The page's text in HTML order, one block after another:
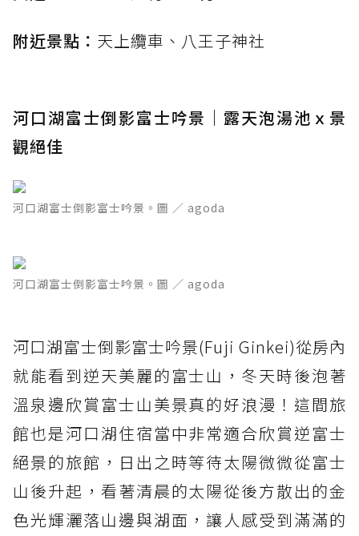
附近景點： 天上纜車、八王子神社
河口湖富士倒影富士吟景｜露天泡湯池ｘ景
觀絕佳
河口湖富士倒影富士吟景。圖 ／ agoda
河口湖富士倒影富士吟景。圖 ／ agoda
河口湖富士倒影富士吟景(Fuji Ginkei)從房內
就能看到逆天美麗的富士山，冬天時後泡著
溫泉邊欣賞富士山美景真的好浪漫！這間旅
館也是河口湖住宿當中非常適合欣賞逆富士
絕景的旅館，日出之時等待太陽微微從富士
山後升起，看著清晨的太陽從後方散出的金
色光輝灑落山邊與湖面，讓人感受到滿滿的